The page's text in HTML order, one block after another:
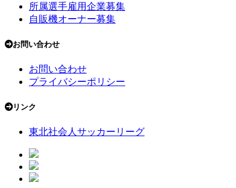
所属選手雇用企業募集
自販機オーナー募集
お問い合わせ
お問い合わせ
プライバシーポリシー
リンク
東北社会人サッカーリーグ